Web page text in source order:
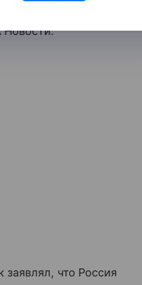
потому, что она была
Новости.
что Россия